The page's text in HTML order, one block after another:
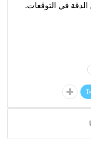
الدقة في التوقعات.